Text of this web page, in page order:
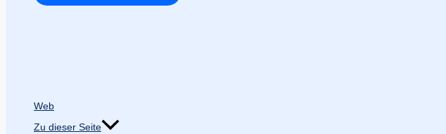
Web
Zu dieser Seite